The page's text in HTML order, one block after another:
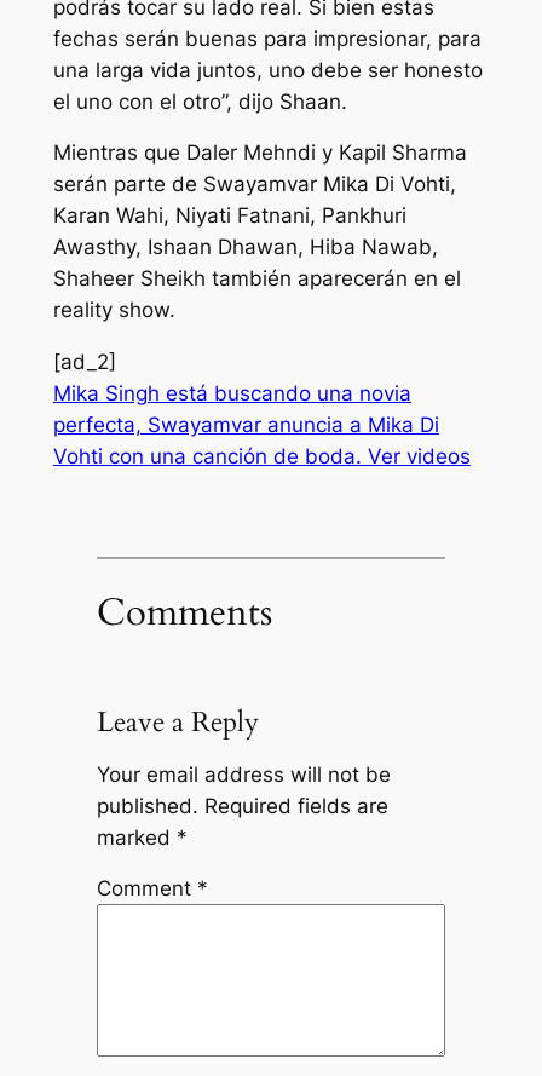
podrás tocar su lado real. Si bien estas
fechas serán buenas para impresionar, para
una larga vida juntos, uno debe ser honesto
el uno con el otro”, dijo Shaan.
Mientras que Daler Mehndi y Kapil Sharma
serán parte de Swayamvar Mika Di Vohti,
Karan Wahi, Niyati Fatnani, Pankhuri
Awasthy, Ishaan Dhawan, Hiba Nawab,
Shaheer Sheikh también aparecerán en el
reality show.
[ad_2]
Mika Singh está buscando una novia
perfecta, Swayamvar anuncia a Mika Di
Vohti con una canción de boda. Ver videos
Comments
Leave a Reply
Your email address will not be
published. Required fields are
marked *
Comment *